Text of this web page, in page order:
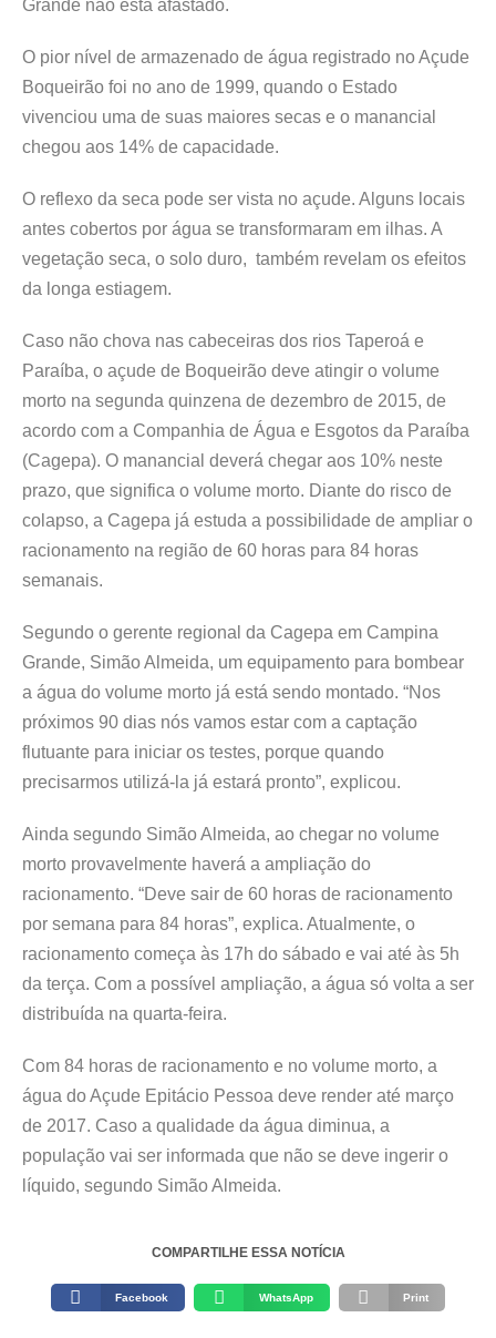
Grande não está afastado.
O pior nível de armazenado de água registrado no Açude
Boqueirão foi no ano de 1999, quando o Estado
vivenciou uma de suas maiores secas e o manancial
chegou aos 14% de capacidade.
O reflexo da seca pode ser vista no açude. Alguns locais
antes cobertos por água se transformaram em ilhas. A
vegetação seca, o solo duro, também revelam os efeitos
da longa estiagem.
Caso não chova nas cabeceiras dos rios Taperoá e
Paraíba, o açude de Boqueirão deve atingir o volume
morto na segunda quinzena de dezembro de 2015, de
acordo com a Companhia de Água e Esgotos da Paraíba
(Cagepa). O manancial deverá chegar aos 10% neste
prazo, que significa o volume morto. Diante do risco de
colapso, a Cagepa já estuda a possibilidade de ampliar o
racionamento na região de 60 horas para 84 horas
semanais.
Segundo o gerente regional da Cagepa em Campina
Grande, Simão Almeida, um equipamento para bombear
a água do volume morto já está sendo montado. “Nos
próximos 90 dias nós vamos estar com a captação
flutuante para iniciar os testes, porque quando
precisarmos utilizá-la já estará pronto”, explicou.
Ainda segundo Simão Almeida, ao chegar no volume
morto provavelmente haverá a ampliação do
racionamento. “Deve sair de 60 horas de racionamento
por semana para 84 horas”, explica. Atualmente, o
racionamento começa às 17h do sábado e vai até às 5h
da terça. Com a possível ampliação, a água só volta a ser
distribuída na quarta-feira.
Com 84 horas de racionamento e no volume morto, a
água do Açude Epitácio Pessoa deve render até março
de 2017. Caso a qualidade da água diminua, a
população vai ser informada que não se deve ingerir o
líquido, segundo Simão Almeida.
COMPARTILHE ESSA NOTÍCIA
Facebook WhatsApp Print